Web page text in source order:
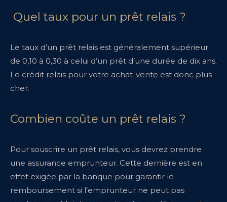
Quel taux pour un prêt relais ?
Le taux d’un prêt relais est généralement supérieur
de 0,10 à 0,30 à celui d’un prêt d’une durée de dix ans.
Le crédit relais pour votre achat-vente est donc plus
cher.
Combien coûte un prêt relais ?
Pour souscrire un prêt relais, vous devrez prendre
une assurance emprunteur. Cette dernière est en
effet exigée par la banque pour garantir le
remboursement si l’emprunteur ne peut pas